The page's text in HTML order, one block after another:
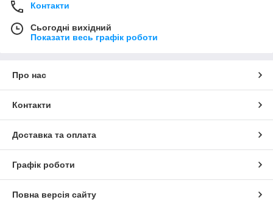
Контакти
Сьогодні вихідний
Показати весь графік роботи
Про нас
Контакти
Доставка та оплата
Графік роботи
Повна версія сайту